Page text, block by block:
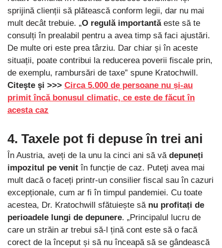
sprijină clienții să plătească conform legii, dar nu mai
mult decât trebuie. „O regulă importantăeste să te
consulți în prealabil pentru a avea timp să faci ajustări.
De multe ori este prea târziu. Dar chiar și în aceste
situații, poate contribui la reducerea poverii fiscale prin,
de exemplu, rambursări de taxe” spune Kratochwill.
Citeşte şi >>> Circa 5.000 de persoane nu și-au
primit încă bonusul climatic, ce este de făcut în
acesta caz
4. Taxele pot fi depuse în trei ani
În Austria, aveți de la unu la cinci ani să vă depuneți
impozitul pe venit în funcție de caz. Puteţi avea mai
mult dacă o faceți printr-un consilier fiscal sau în cazuri
excepționale, cum ar fi în timpul pandemiei. Cu toate
acestea, Dr. Kratochwill sfătuiește să nu profitați de
perioadele lungi de depunere. „Principalul lucru de
care un străin ar trebui să-l țină cont este să o facă
corect de la început și să nu înceapă să se gândească